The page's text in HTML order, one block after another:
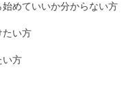
めていいか分からない方
たい方
い方